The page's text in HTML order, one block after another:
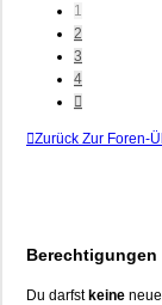
1
2
3
4
Zurück Zur Foren-
Berechtigungen
Du darfst keine